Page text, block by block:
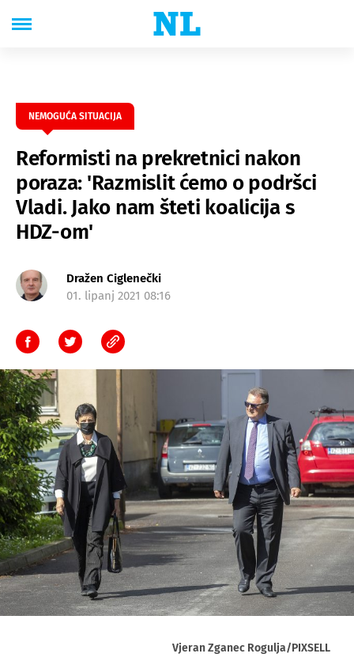
NEMOGUĆA SITUACIJA
Reformisti na prekretnici nakon
poraza: 'Razmislit ćemo o podršci
Vladi. Jako nam šteti koalicija s
HDZ-om'
Dražen Ciglenečki
01. lipanj 2021 08:16
Vjeran Zganec Rogulja/PIXSELL